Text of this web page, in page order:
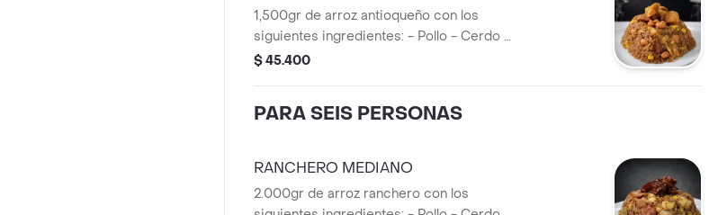
1,500gr de arroz antioqueño con los
siguientes ingredientes: - Pollo - Cerdo -
Chicharrón - Plátano - Maíz - Frijol
$ 45.400
PARA SEIS PERSONAS
RANCHERO MEDIANO
2.000gr de arroz ranchero con los